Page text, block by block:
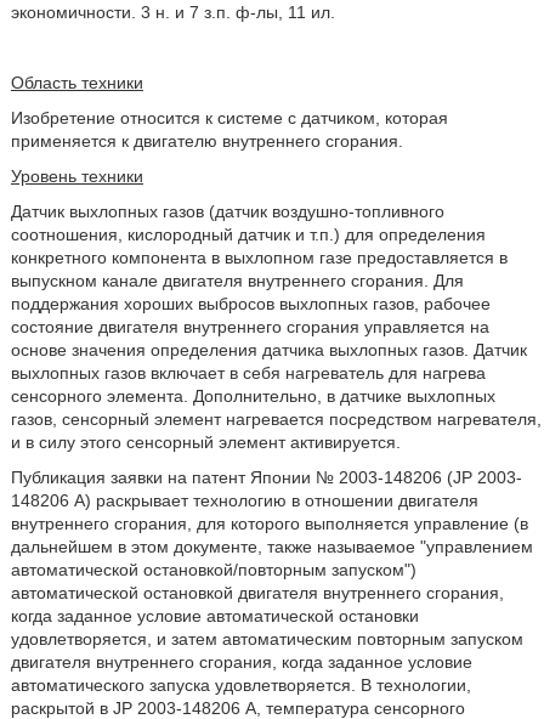
экономичности. 3 н. и 7 з.п. ф-лы, 11 ил.
Область техники
Изобретение относится к системе с датчиком, которая
применяется к двигателю внутреннего сгорания.
Уровень техники
Датчик выхлопных газов (датчик воздушно-топливного
соотношения, кислородный датчик и т.п.) для определения
конкретного компонента в выхлопном газе предоставляется в
выпускном канале двигателя внутреннего сгорания. Для
поддержания хороших выбросов выхлопных газов, рабочее
состояние двигателя внутреннего сгорания управляется на
основе значения определения датчика выхлопных газов. Датчик
выхлопных газов включает в себя нагреватель для нагрева
сенсорного элемента. Дополнительно, в датчике выхлопных
газов, сенсорный элемент нагревается посредством нагревателя,
и в силу этого сенсорный элемент активируется.
Публикация заявки на патент Японии № 2003-148206 (JP 2003-
148206 А) раскрывает технологию в отношении двигателя
внутреннего сгорания, для которого выполняется управление (в
дальнейшем в этом документе, также называемое "управлением
автоматической остановкой/повторным запуском")
автоматической остановкой двигателя внутреннего сгорания,
когда заданное условие автоматической остановки
удовлетворяется, и затем автоматическим повторным запуском
двигателя внутреннего сгорания, когда заданное условие
автоматического запуска удовлетворяется. В технологии,
раскрытой в JP 2003-148206 А, температура сенсорного